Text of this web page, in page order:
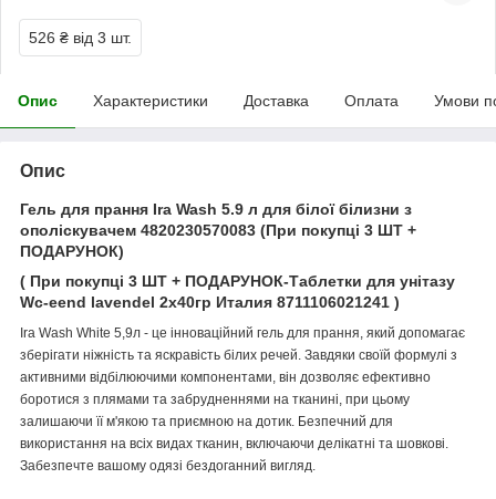
526 ₴ від 3 шт.
Опис Характеристики Доставка Оплата Умови
Опис
Гель для прання Ira Wash 5.9 л для білої білизни з
ополіскувачем 4820230570083 (При покупці 3 ШТ +
ПОДАРУНОК)
( При покупці 3 ШТ + ПОДАРУНОК-Таблетки для унітазу
Wc-eend lavendel 2х40гр Италия 8711106021241 )
Ira Wash White 5,9л - це інноваційний гель для прання, який допомагає
зберігати ніжність та яскравість білих речей. Завдяки своїй формулі з
активними відбілюючими компонентами, він дозволяє ефективно
боротися з плямами та забрудненнями на тканині, при цьому
залишаючи її м'якою та приємною на дотик. Безпечний для
використання на всіх видах тканин, включаючи делікатні та шовкові.
Забезпечте вашому одязі бездоганний вигляд.